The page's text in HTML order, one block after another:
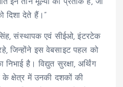
इन तीन मूल्यों का प्रतीक है, जो
दिशा देते हैं।”
संस्थापक एवं सीईओ, इंटरटेक
जिन्होंने इस वेबसाइट पहल को
है। विद्युत सुरक्षा, अर्थिंग
क्षेत्र में उनकी दशकों की